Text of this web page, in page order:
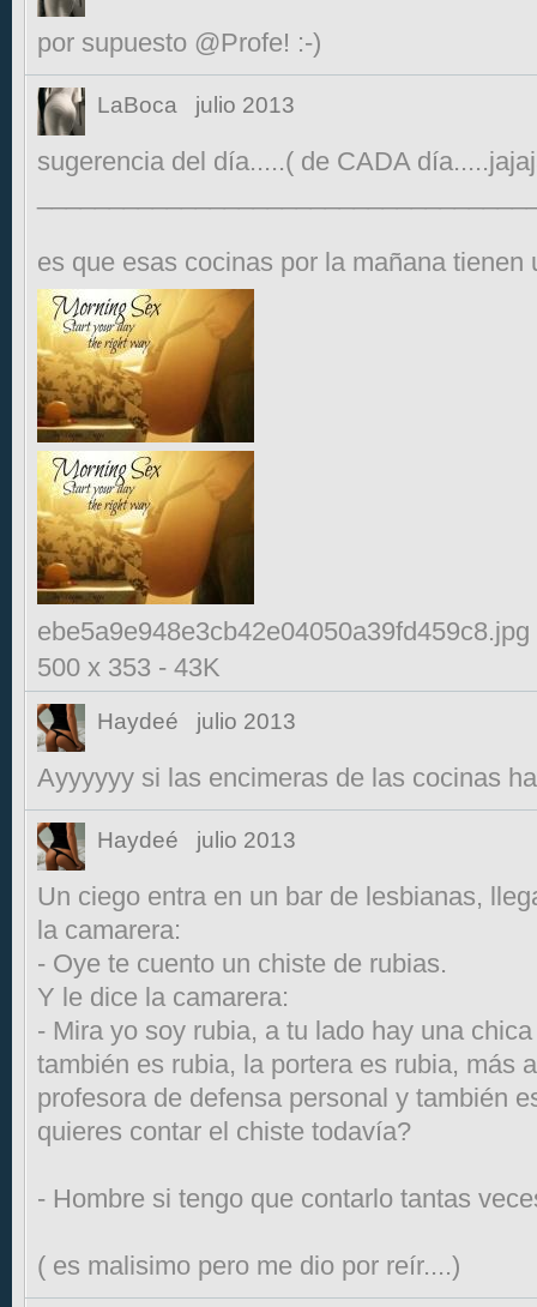
por supuesto @Profe! :-)
LaBoca julio 2013
sugerencia del día.....( de CADA
es que esas cocinas por la mañana tienen
ebe5a9e948e3cb42e04050a39fd459c8.jpg
500 x 353 - 43K
Haydeé julio 2013
Ayyyyyy si las encimeras de las cocinas
Haydeé julio 2013
Un ciego entra en un bar de lesbianas,
la camarera:
- Oye te cuento un chiste de rubias.
Y le dice la camarera:
- Mira yo soy rubia, a tu lado hay una
también es rubia, la portera es rubia, más
profesora de defensa personal y también
quieres contar el chiste todavía?
- Hombre si tengo que contarlo tantas
( es malisimo pero me dio por reír....)